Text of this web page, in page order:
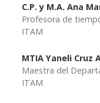
C.P. y M.A. Ana
Profesora de
ITAM
MTIA Yaneli Cruz
Maestra del
ITAM